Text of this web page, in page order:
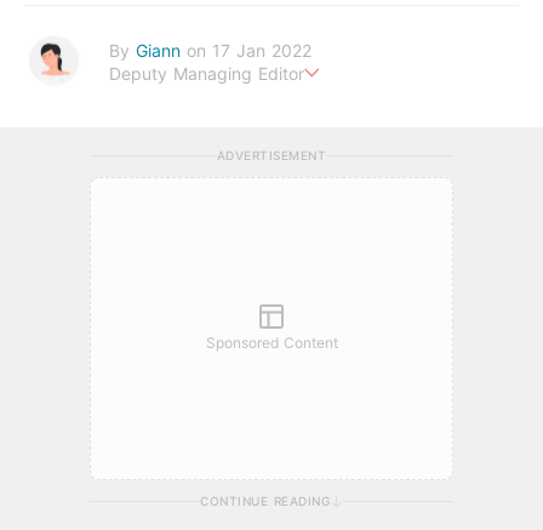
By Giann on 17 Jan 2022
Deputy Managing Editor
ADVERTISEMENT
Sponsored Content
CONTINUE READING